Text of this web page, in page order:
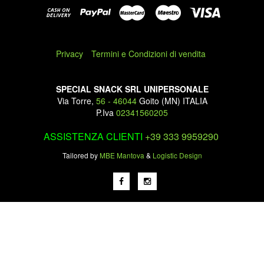
Privacy Termini e Condizioni di vendita
SPECIAL SNACK SRL UNIPERSONALE
Via Torre, 56 - 46044Goito (MN) ITALIA
P.Iva 02341560205
ASSISTENZA CLIENTI +39 333 9959290
Tailored by MBE Mantova & Logistic Design